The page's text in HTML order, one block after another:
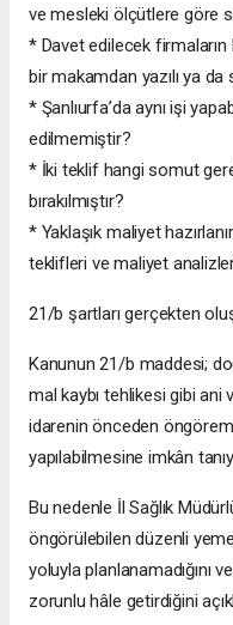
ve mesleki ölçütlere göre
* Davet edilecek firmaların
bir makamdan yazılı ya da
* Şanlıurfa’da aynı işi
edilmemiştir?
* İki teklif hangi somut
bırakılmıştır?
* Yaklaşık maliyet
teklifleri ve maliyet
21/b şartları gerçekten
Kanunun 21/b maddesi;
mal kaybı tehlikesi gibi ani
idarenin önceden
yapılabilmesine imkân
Bu nedenle İl Sağlık
öngörülebilen düzenli
yoluyla planlanamadığını
zorunlu hâle getirdiğini